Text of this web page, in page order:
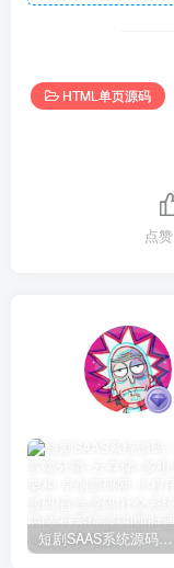
HTML单页源码
点赞
短剧SAAS系统源码｜多端分销+云存储+多租户架构